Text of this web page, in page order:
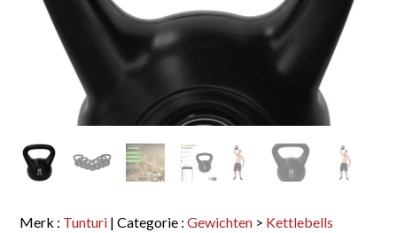
Merk : Tunturi | Categorie :Gewichten > Kettlebells